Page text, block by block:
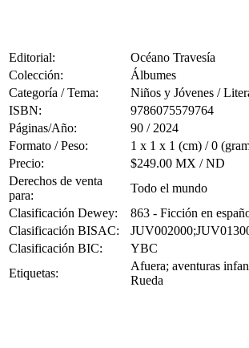
Editorial:
Océano Travesía
Colección:
Álbumes
Categoría / Tema:
Niños y Jóvenes /
ISBN:
9786075579764
Páginas/Año:
90 / 2024
Formato / Peso:
1 x 1 x 1 (cm) / 0
Precio:
$249.00 MX / ND
Derechos de venta
para:
Todo el mundo
Clasificación Dewey:
863 - Ficción en
Clasificación BISAC:
Clasificación BIC:
YBC
Etiquetas:
Afuera; aventuras
Rueda